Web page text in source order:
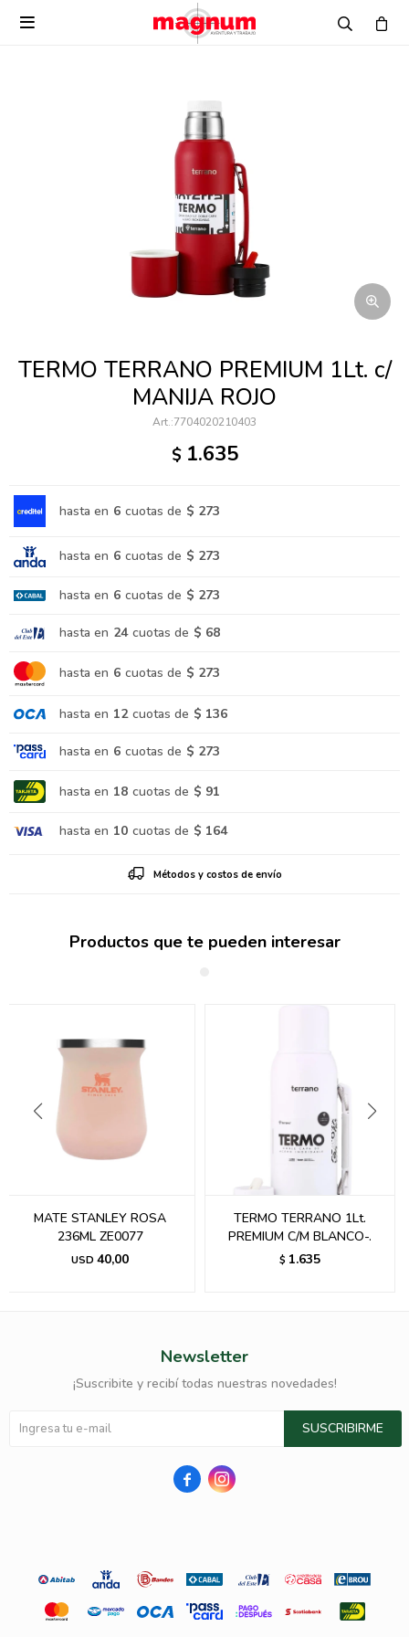

TERMO TERRANO PREMIUM 1Lt. c/
MANIJA ROJO
7704020210403
$ 1.635
hasta en 6 cuotas de $ 273
hasta en 6 cuotas de $ 273
hasta en 6 cuotas de $ 273
hasta en 24 cuotas de $ 68
hasta en 6 cuotas de $ 273
hasta en 12 cuotas de $ 136
hasta en 6 cuotas de $ 273
hasta en 18 cuotas de $ 91
hasta en 10 cuotas de $ 164
Métodos y costos de envío
Productos que te pueden interesar
MATE STANLEY ROSA
236ML ZE0077
USD 40,00
TERMO TERRANO 1Lt.
PREMIUM C/M BLANCO-.
$ 1.635
Newsletter
¡Suscribite y recibí todas nuestras novedades!
SUSCRIBIRME
 